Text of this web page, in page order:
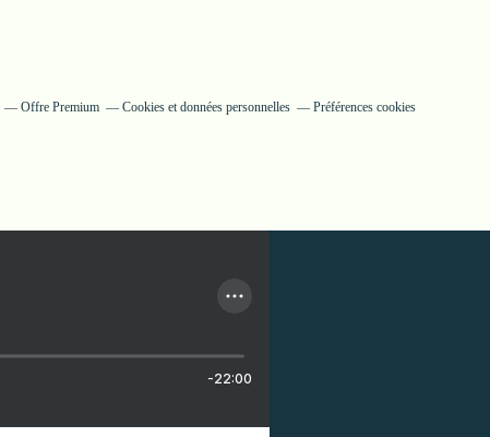
Offre Premium Cookies et données personnelles Préférences cookies
-22:00